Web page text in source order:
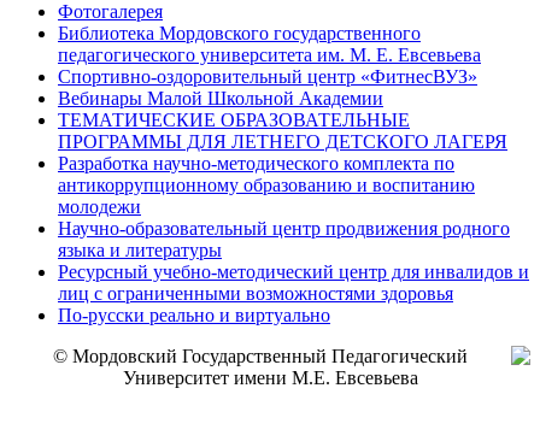
Фотогалерея
Библиотека Мордовского государственного
педагогического университета им. М. Е. Евсевьева
Спортивно-оздоровительный центр «ФитнесВУЗ»
Вебинары Малой Школьной Академии
ТЕМАТИЧЕСКИЕ ОБРАЗОВАТЕЛЬНЫЕ
ПРОГРАММЫ ДЛЯ ЛЕТНЕГО ДЕТСКОГО ЛАГЕРЯ
Разработка научно-методического комплекта по
антикоррупционному образованию и воспитанию
молодежи
Научно-образовательный центр продвижения родного
языка и литературы
Ресурсный учебно-методический центр для инвалидов и
лиц с ограниченными возможностями здоровья
По-русски реально и виртуально
© Мордовский Государственный Педагогический
Университет имени М.Е. Евсевьева